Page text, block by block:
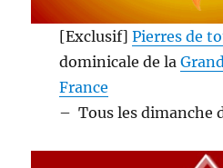
[Exclusif] Pierres de
dominicale de la
France
– Tous les dimanche